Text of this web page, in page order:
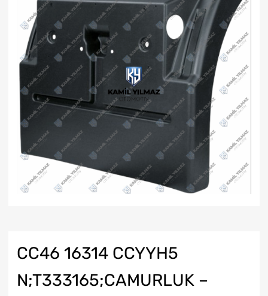
CC46 16314 CCYYH5
N;T333165;CAMURLUK –